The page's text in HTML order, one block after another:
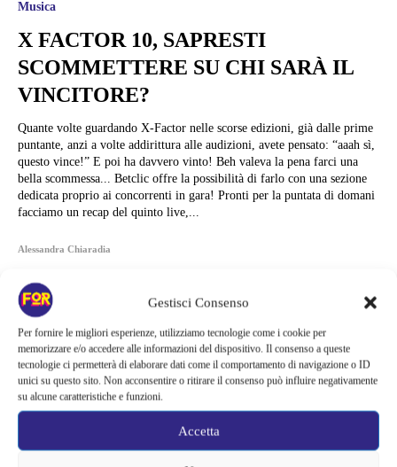
Gestisci Consenso
Per fornire le migliori esperienze, utilizziamo tecnologie come i cookie per
memorizzare e/o accedere alle informazioni del dispositivo. Il consenso a queste
tecnologie ci permetterà di elaborare dati come il comportamento di navigazione o ID
unici su questo sito. Non acconsentire o ritirare il consenso può influire negativamente
su alcune caratteristiche e funzioni.
Accetta
Musica
X FACTOR 10, SAPRESTI
SCOMMETTERE SU CHI SARÀ IL
VINCITORE?
Quante volte guardando X-Factor nelle scorse edizioni, già dalle prime
puntante, anzi a volte addirittura alle audizioni, avete pensato: “aaah sì,
questo vince!” E poi ha davvero vinto! Beh valeva la pena farci una
bella scommessa... Betclic offre la possibilità di farlo con una sezione
dedicata proprio ai concorrenti in gara! Pronti per la puntata di domani
facciamo un recap del quinto live,...
Alessandra Chiaradia